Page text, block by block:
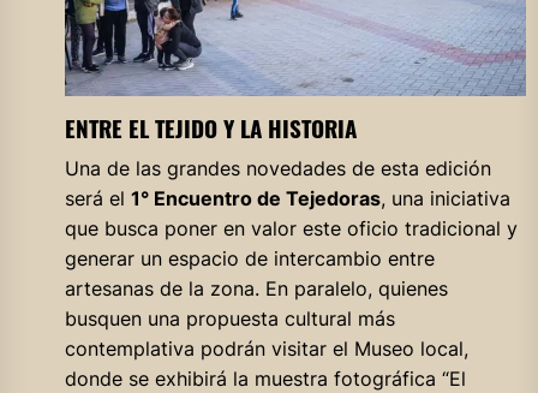
ENTRE EL TEJIDO Y LA HISTORIA
Una de las grandes novedades de esta edición
será el 1° Encuentro de Tejedoras, una iniciativa
que busca poner en valor este oficio tradicional y
generar un espacio de intercambio entre
artesanas de la zona. En paralelo, quienes
busquen una propuesta cultural más
contemplativa podrán visitar el Museo local,
donde se exhibirá la muestra fotográfica “El